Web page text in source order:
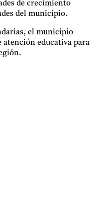
de crecimiento
del municipio.
el municipio
atención educativa para